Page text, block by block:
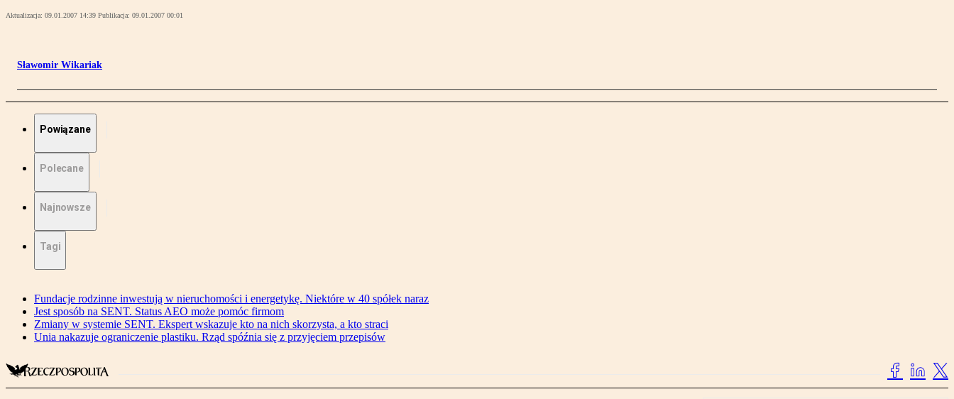
Aktualizacja: 09.01.2007 14:39 Publikacja: 09.01.2007 00:01
Sławomir Wikariak
Powiązane
Polecane
Najnowsze
Tagi
Fundacje rodzinne inwestują w nieruchomości i energetykę. Niektóre w 40 spółek naraz
Jest sposób na SENT. Status AEO może pomóc firmom
Zmiany w systemie SENT. Ekspert wskazuje kto na nich skorzysta, a kto straci
Unia nakazuje ograniczenie plastiku. Rząd spóźnia się z przyjęciem przepisów